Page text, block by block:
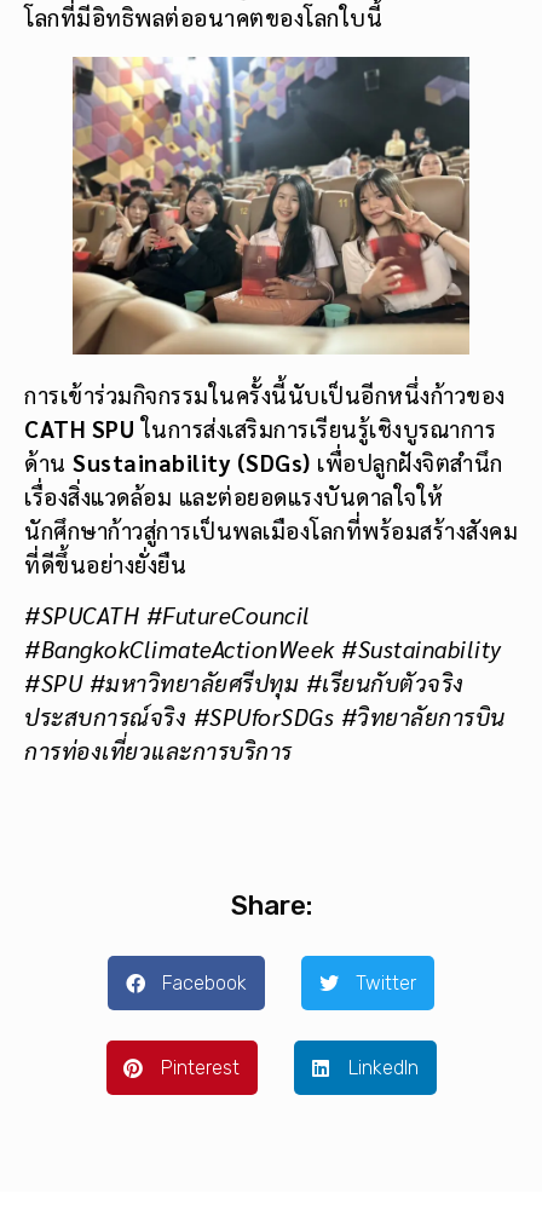
โลกที่มีอิทธิพลต่ออนาคตของโลกใบนี้
การเข้าร่วมกิจกรรมในครั้งนี้นับเป็นอีกหนึ่งก้าวของ
CATH SPU ในการส่งเสริมการเรียนรู้เชิงบูรณาการ
ด้าน Sustainability (SDGs) เพื่อปลูกฝังจิตสำนึก
เรื่องสิ่งแวดล้อม และต่อยอดแรงบันดาลใจให้
นักศึกษาก้าวสู่การเป็นพลเมืองโลกที่พร้อมสร้างสังคม
ที่ดีขึ้นอย่างยั่งยืน
#SPUCATH #FutureCouncil
#BangkokClimateActionWeek #Sustainability
#SPU #มหาวิทยาลัยศรีปทุม #เรียนกับตัวจริง
ประสบการณ์จริง #SPUforSDGs #วิทยาลัยการบิน
การท่องเที่ยวและการบริการ
Share:
Facebook Twitter
Pinterest LinkedIn